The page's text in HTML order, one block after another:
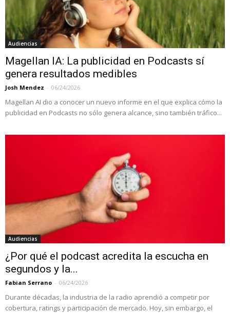
Audiencias
Magellan IA: La publicidad en Podcasts sí
genera resultados medibles
Josh Mendez - 06/24/2026
Magellan AI dio a conocer un nuevo informe en el que explica cómo la
publicidad en Podcasts no sólo genera alcance, sino también tráfico...
Audiencias
¿Por qué el podcast acredita la escucha en
segundos y la...
Fabian Serrano - 06/24/2026
Durante décadas, la industria de la radio aprendió a competir por
cobertura, ratings y participación de mercado. Hoy, sin embargo, el